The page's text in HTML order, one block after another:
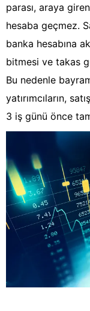
parası, araya
hesaba geçmez.
banka hesabına
bitmesi ve takas
Bu nedenle
yatırımcıların,
3 iş günü önce